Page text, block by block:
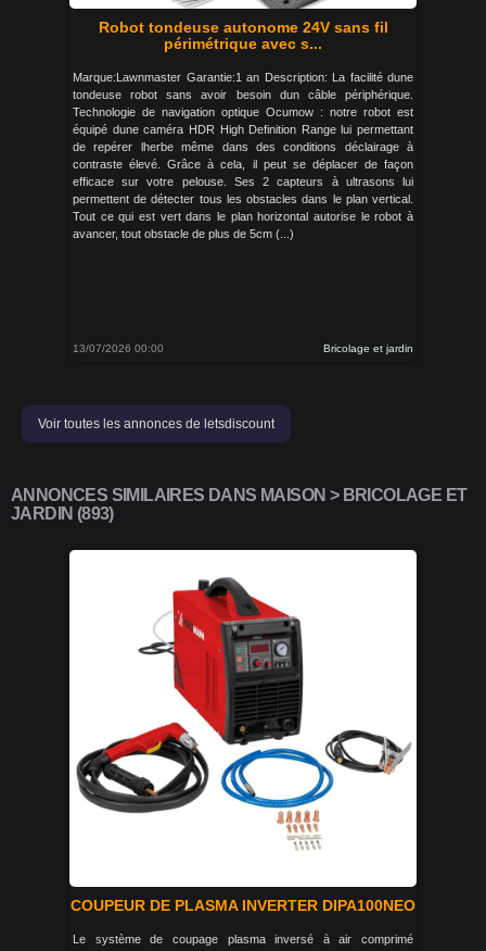
Robot tondeuse autonome 24V sans fil
périmétrique avec s...
Marque:Lawnmaster Garantie:1 an Description: La facilité dune
tondeuse robot sans avoir besoin dun câble périphérique.
Technologie de navigation optique Ocumow : notre robot est
équipé dune caméra HDR High Definition Range lui permettant
de repérer lherbe même dans des conditions déclairage à
contraste élevé. Grâce à cela, il peut se déplacer de façon
efficace sur votre pelouse. Ses 2 capteurs à ultrasons lui
permettent de détecter tous les obstacles dans le plan vertical.
Tout ce qui est vert dans le plan horizontal autorise le robot à
avancer, tout obstacle de plus de 5cm (...)
13/07/2026 00:00 Bricolage et jardin
Voir toutes les annonces de letsdiscount
ANNONCES SIMILAIRES DANS MAISON > BRICOLAGE ET
JARDIN (893)
COUPEUR DE PLASMA INVERTER DIPA100NEO
Le système de coupage plasma inversé à air comprimé